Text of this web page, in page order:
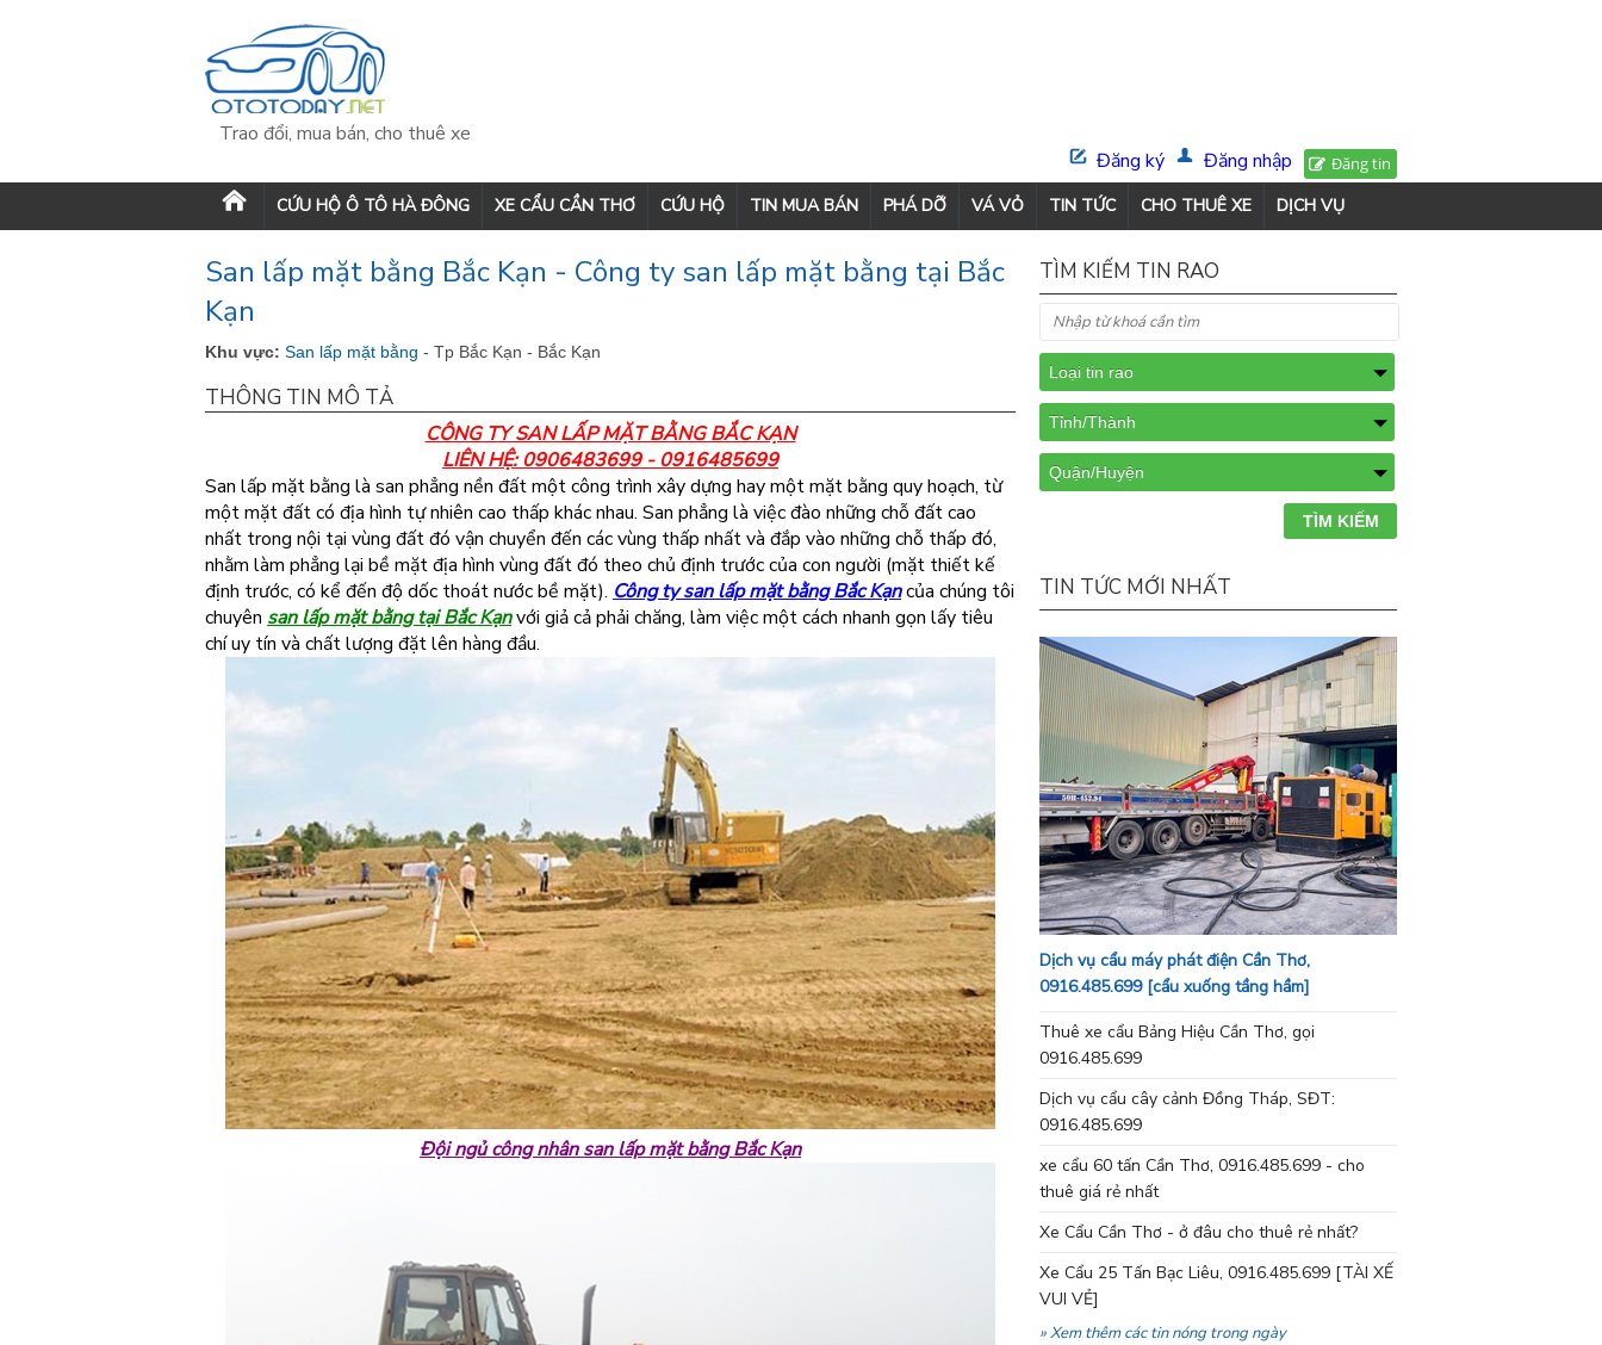
Trao đổi, mua bán, cho thuê xe
Đăng tin
Đăng nhập
Đăng ký
CỨU HỘ Ô TÔ HÀ ĐÔNG XE CẨU CẦN THƠ CỨU HỘ TIN MUA BÁN PHÁ DỠ VÁ VỎ TIN TỨC CHO THUÊ XE DỊCH VỤ
San lấp mặt bằng Bắc Kạn - Công ty san lấp mặt bằng tại Bắc
Kạn
Khu vực: San lấp mặt bằng - Tp Bắc Kạn - Bắc Kạn
THÔNG TIN MÔ TẢ
CÔNG TY SAN LẤP MẶT BẰNG BẮC KẠN
LIÊN HỆ: 0906483699 - 0916485699
San lấp mặt bằng là san phẳng nền đất một công trình xây dựng hay một mặt bằng quy hoạch, từ
một mặt đất có địa hình tự nhiên cao thấp khác nhau. San phẳng là việc đào những chỗ đất cao
nhất trong nội tại vùng đất đó vận chuyển đến các vùng thấp nhất và đắp vào những chỗ thấp đó,
nhằm làm phẳng lại bề mặt địa hình vùng đất đó theo chủ định trước của con người (mặt thiết kế
định trước, có kể đến độ dốc thoát nước bề mặt). Công ty san lấp mặt bằng Bắc Kạncủa chúng tôi
chuyên san lấp mặt bằng tại Bắc Kạnvới giả cả phải chăng, làm việc một cách nhanh gọn lấy tiêu
chí uy tín và chất lượng đặt lên hàng đầu.
Đội ngủ công nhân san lấp mặt bằng Bắc Kạn
TÌM KIẾM TIN RAO
TIN TỨC MỚI NHẤT
Dịch vụ cẩu máy phát điện Cần Thơ,
0916.485.699 [cẩu xuống tầng hầm]
Thuê xe cẩu Bảng Hiệu Cần Thơ, gọi
0916.485.699
Dịch vụ cẩu cây cảnh Đồng Tháp, SĐT:
0916.485.699
xe cẩu 60 tấn Cần Thơ, 0916.485.699 - cho
thuê giá rẻ nhất
Xe Cẩu Cần Thơ - ở đâu cho thuê rẻ nhất?
Xe Cẩu 25 Tấn Bạc Liêu, 0916.485.699 [TÀI XẾ
VUI VẺ]
» Xem thêm các tin nóng trong ngày